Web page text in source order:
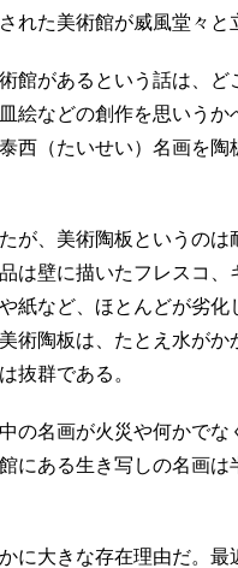
れた美術館が威風堂々と
館があるという話は、ど
絵などの創作を思いうか
西（たいせい）名画を陶
、美術陶板というのは
は壁に描いたフレスコ、
紙など、ほとんどが劣化
術陶板は、たとえ水がか
抜群である。
の名画が火災や何かでな
にある生き写しの名画
に大きな存在理由だ。最